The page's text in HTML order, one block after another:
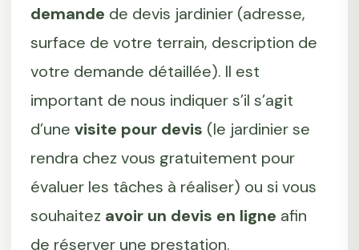
demande de devis jardinier (adresse,
surface de votre terrain, description de
votre demande détaillée). Il est
important de nous indiquer s’il s’agit
d’une visite pour devis (le jardinier se
rendra chez vous gratuitement pour
évaluer les tâches à réaliser) ou si vous
souhaitez avoir un devis en ligne afin
de réserver une prestation.